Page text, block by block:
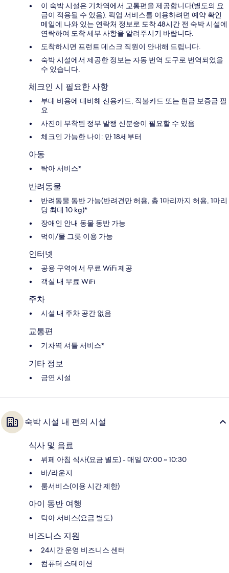
이 숙박 시설은 기차역에서 교통편을 제공합니다(별도의 요
금이 적용될 수 있음). 픽업 서비스를 이용하려면 예약 확인
메일에 나와 있는 연락처 정보로 도착 48시간 전 숙박 시설에
연락하여 도착 세부 사항을 알려주시기 바랍니다.
도착하시면 프런트 데스크 직원이 안내해 드립니다.
숙박 시설에서 제공한 정보는 자동 번역 도구로 번역되었을
수 있습니다.
체크인 시 필요한 사항
부대 비용에 대비해 신용카드, 직불카드 또는 현금 보증금 필
요
사진이 부착된 정부 발행 신분증이 필요할 수 있음
체크인 가능한 나이: 만 18세부터
아동
탁아 서비스*
반려동물
반려동물 동반 가능(반려견만 허용, 총 1마리까지 허용, 1마리
당 최대 10 kg)*
장애인 안내 동물 동반 가능
먹이/물 그릇 이용 가능
인터넷
공용 구역에서 무료 WiFi 제공
객실 내 무료 WiFi
주차
시설 내 주차 공간 없음
교통편
기차역 셔틀 서비스*
기타 정보
금연 시설
숙박 시설 내 편의 시설
식사 및 음료
뷔페 아침 식사(요금 별도) - 매일 07:00 ~ 10:30
바/라운지
룸서비스(이용 시간 제한)
아이 동반 여행
탁아 서비스(요금 별도)
비즈니스 지원
24시간 운영 비즈니스 센터
컴퓨터 스테이션